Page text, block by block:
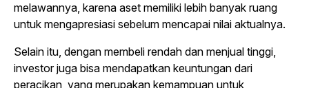
melawannya, karena aset memiliki lebih banyak ruang
untuk mengapresiasi sebelum mencapai nilai aktualnya.
Selain itu, dengan membeli rendah dan menjual tinggi,
investor juga bisa mendapatkan keuntungan dari
peracikan, yang merupakan kemampuan untuk